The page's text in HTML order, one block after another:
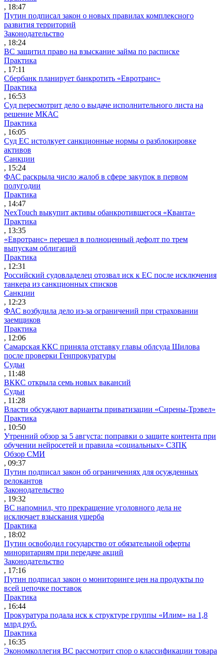
, 18:47
Путин подписал закон о новых правилах комплексного
развития территорий
Законодательство
, 18:24
ВС защитил право на взыскание займа по расписке
Практика
, 17:11
Сбербанк планирует банкротить «Евротранс»
Практика
, 16:53
Суд пересмотрит дело о выдаче исполнительного листа на
решение МКАС
Практика
, 16:05
Суд ЕС истолкует санкционные нормы о разблокировке
активов
Санкции
, 15:24
ФАС раскрыла число жалоб в сфере закупок в первом
полугодии
Практика
, 14:47
NexTouch выкупит активы обанкротившегося «Кванта»
Практика
, 13:35
«Евротранс» перешел в полноценный дефолт по трем
выпускам облигаций
Практика
, 12:31
Российский судовладелец отозвал иск к ЕС после исключения
танкера из санкционных списков
Санкции
, 12:23
ФАС возбудила дело из-за ограничений при страховании
заемщиков
Практика
, 12:06
Самарская ККС приняла отставку главы облсуда Шилова
после проверки Генпрокуратуры
Судьи
, 11:48
ВККС открыла семь новых вакансий
Судьи
, 11:28
Власти обсуждают варианты приватизации «Сирены-Трэвел»
Практика
, 10:50
Утренний обзор за 5 августа: поправки о защите контента при
обучении нейросетей и правила «социальных» СЗПК
Обзор СМИ
, 09:37
Путин подписал закон об ограничениях для осужденных
релокантов
Законодательство
, 19:32
ВС напомнил, что прекращение уголовного дела не
исключает взыскания ущерба
Практика
, 18:02
Путин освободил государство от обязательной оферты
миноритариям при передаче акций
Законодательство
, 17:16
Путин подписал закон о мониторинге цен на продукты по
всей цепочке поставок
Практика
, 16:44
Прокуратура подала иск к структуре группы «Илим» на 1,8
млрд руб.
Практика
, 16:35
Экономколлегия ВС рассмотрит спор о классификации товара